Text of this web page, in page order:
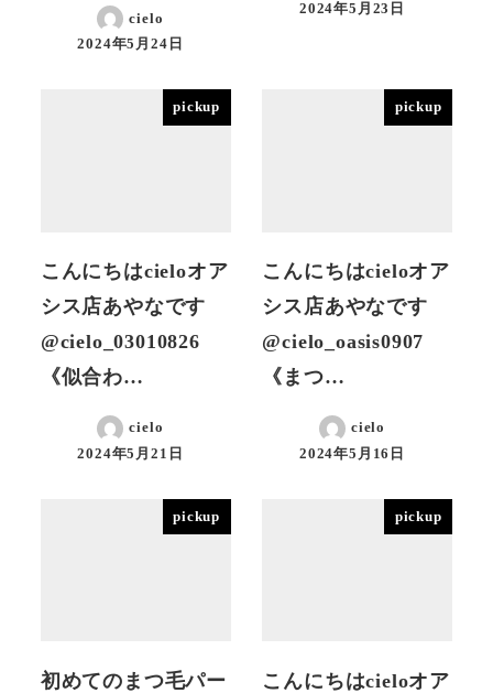
cielo
投稿日
2024年5月24日
投稿日
2024年5月23日
pickup
こんにちはcieloオア
シス店あやなです
@cielo_03010826
《似合わ…
cielo
投稿日
2024年5月21日
pickup
こんにちはcieloオア
シス店あやなです
@cielo_oasis0907
《まつ…
cielo
投稿日
2024年5月16日
pickup
初めてのまつ毛パー
pickup
こんにちはcieloオア